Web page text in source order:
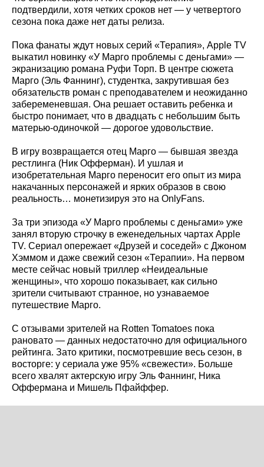
подтвердили, хотя четких сроков нет — у четвертого
сезона пока даже нет даты релиза.
Пока фанаты ждут новых серий «Терапия», Apple TV
выкатил новинку «У Марго проблемы с деньгами» —
экранизацию романа Руфи Торп. В центре сюжета
Марго (Эль Фаннинг), студентка, закрутившая без
обязательств роман с преподавателем и неожиданно
забеременевшая. Она решает оставить ребенка и
быстро понимает, что в двадцать с небольшим быть
матерью-одиночкой — дорогое удовольствие.
В игру возвращается отец Марго — бывшая звезда
рестлинга (Ник Офферман). И ушлая и
изобретательная Марго переносит его опыт из мира
накачанных персонажей и ярких образов в свою
реальность… монетизируя это на OnlyFans.
За три эпизода «У Марго проблемы с деньгами» уже
занял вторую строчку в еженедельных чартах Apple
TV. Сериал опережает «Друзей и соседей» с Джоном
Хэммом и даже свежий сезон «Терапии». На первом
месте сейчас новый триллер «Неидеальные
женщины», что хорошо показывает, как сильно
зрители считывают странное, но узнаваемое
путешествие Марго.
С отзывами зрителей на Rotten Tomatoes пока
рановато — данных недостаточно для официального
рейтинга. Зато критики, посмотревшие весь сезон, в
восторге: у сериала уже 95% «свежести». Больше
всего хвалят актерскую игру Эль Фаннинг, Ника
Оффермана и Мишель Пфайффер.